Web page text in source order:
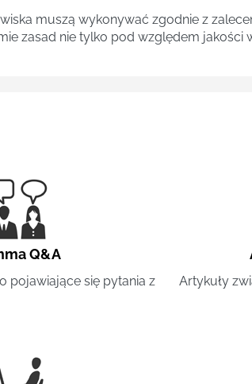
muszą wykonywać zgodnie z
zasad nie tylko pod względem jakości
Q&A
pojawiające się pytania z
Artykuły